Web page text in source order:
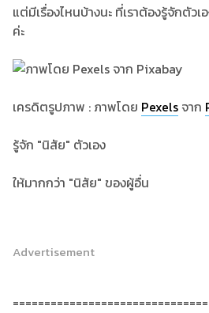
แต่มีเรื่องไหนบ้างนะ ที่เราต้องรู้จักตัว
ค่ะ
เครดิตรูปภาพ : ภาพโดย Pexelsจาก
รู้จัก "นิสัย" ตัวเอง
ให้มากกว่า "นิสัย" ของผู้อื่น
Advertisement